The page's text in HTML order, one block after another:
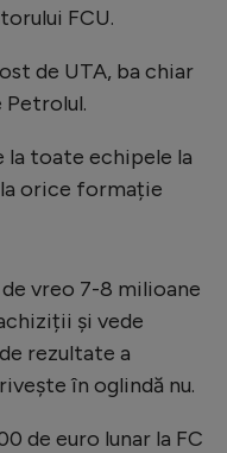
FCU.
de UTA, ba chiar
Petrolul.
la toate echipele la
orice formație
vreo 7-8 milioane
și vede
rezultate a
în oglindă nu.
de euro lunar la FC